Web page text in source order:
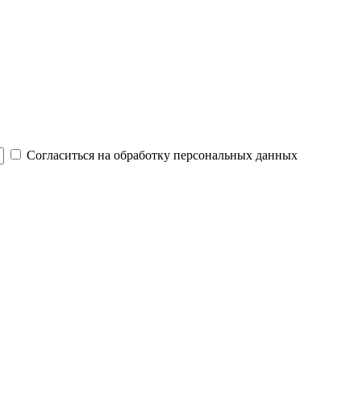
Согласиться на обработку персональных данных